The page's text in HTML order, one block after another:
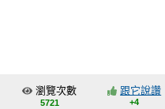
交流中心
瀏覽次數
5721
跟它說讚
+4